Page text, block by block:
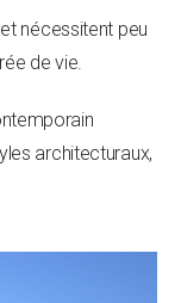
nécessitent peu
de vie.
architecturaux,